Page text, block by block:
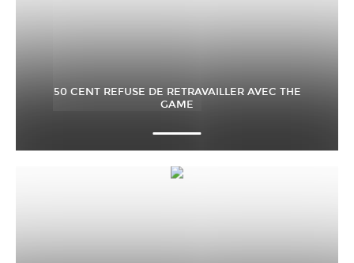
50 CENT REFUSE DE RETRAVAILLER AVEC THE
GAME